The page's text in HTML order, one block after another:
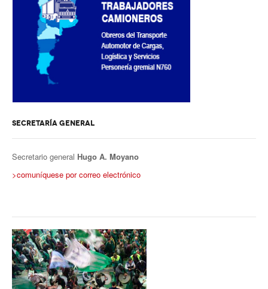
SECRETARÍA GENERAL
Secretario general Hugo A. Moyano
>comuníquese por correo electrónico